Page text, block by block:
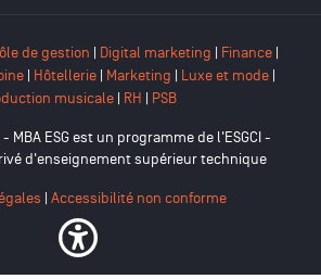
de gestion | Digital marketing | Finance |
| Hôtellerie| Marketing | Luxe et mode|
musicale | RH | PSB
MBA ESG est un programme de l'ESGCI -
d'enseignement supérieur technique
Accessibilité non conforme